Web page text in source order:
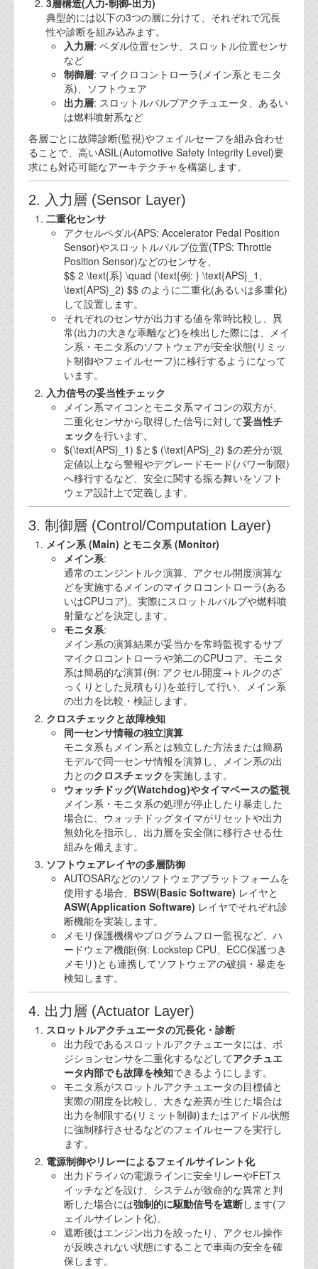
3層構造(入力-制御-出力)
典型的には以下の3つの層に分けて、それぞれで冗長
性や診断を組み込みます。
入力層: ペダル位置センサ、スロットル位置センサ
など
制御層: マイクロコントローラ(メイン系とモニタ
系)、ソフトウェア
出力層: スロットルバルブアクチュエータ、あるい
は燃料噴射系など
各層ごとに故障診断(監視)やフェイルセーフを組み合わせ
ることで、高いASIL(Automotive Safety Integrity Level)要
求にも対応可能なアーキテクチャを構築します。
2. 入力層 (Sensor Layer)
二重化センサ
アクセルペダル(APS: Accelerator Pedal Position
Sensor)やスロットルバルブ位置(TPS: Throttle
Position Sensor)などのセンサを、
$$ 2 \text{系} \quad (\text{例: } \text{APS}_1,
\text{APS}_2) $$ のように二重化(あるいは多重化)
して設置します。
それぞれのセンサが出力する値を常時比較し、異
常(出力の大きな乖離など)を検出した際には、メイ
ン系・モニタ系のソフトウェアが安全状態(リミッ
ト制御やフェイルセーフ)に移行するようになって
います。
入力信号の妥当性チェック
メイン系マイコンとモニタ系マイコンの双方が、
二重化センサから取得した信号に対して妥当性チ
ェックを行います。
$(\text{APS}_1) $と$ (\text{APS}_2) $の差分が規
定値以上なら警報やデグレードモード(パワー制限)
へ移行するなど、安全に関する振る舞いをソフト
ウェア設計上で定義します。
3. 制御層 (Control/Computation Layer)
メイン系 (Main) とモニタ系 (Monitor)
メイン系:
通常のエンジントルク演算、アクセル開度演算な
どを実施するメインのマイクロコントローラ(ある
いはCPUコア)。実際にスロットルバルブや燃料噴
射量などを決定します。
モニタ系:
メイン系の演算結果が妥当かを常時監視するサブ
マイクロコントローラや第二のCPUコア。モニタ
系は簡易的な演算(例: アクセル開度→トルクのざ
っくりとした見積もり)を並行して行い、メイン系
の出力を比較・検証します。
クロスチェックと故障検知
同一センサ情報の独立演算
モニタ系もメイン系とは独立した方法または簡易
モデルで同一センサ情報を演算し、メイン系の出
力とのクロスチェックを実施します。
ウォッチドッグ(Watchdog)やタイマベースの監視
メイン系・モニタ系の処理が停止したり暴走した
場合に、ウォッチドッグタイマがリセットや出力
無効化を指示し、出力層を安全側に移行させる仕
組みを備えます。
ソフトウェアレイヤの多層防御
AUTOSARなどのソフトウェアプラットフォームを
使用する場合、 BSW(Basic Software) レイヤと
ASW(Application Software) レイヤでそれぞれ診
断機能を実装します。
メモリ保護機構やプログラムフロー監視など、ハ
ードウェア機能(例: Lockstep CPU、ECC保護つき
メモリ)とも連携してソフトウェアの破損・暴走を
検知します。
4. 出力層 (Actuator Layer)
スロットルアクチュエータの冗長化・診断
出力段であるスロットルアクチュエータには、ポ
ジションセンサを二重化するなどしてアクチュエ
ータ内部でも故障を検知できるようにします。
モニタ系がスロットルアクチュエータの目標値と
実際の開度を比較し、大きな差異が生じた場合は
出力を制限する(リミット制御)またはアイドル状態
に強制移行させるなどのフェイルセーフを実行し
ます。
電源制御やリレーによるフェイルサイレント化
出力ドライバの電源ラインに安全リレーやFETス
イッチなどを設け、システムが致命的な異常と判
断した場合には強制的に駆動信号を遮断します(フ
ェイルサイレント化)。
遮断後はエンジン出力を絞ったり、アクセル操作
が反映されない状態にすることで車両の安全を確
保します。